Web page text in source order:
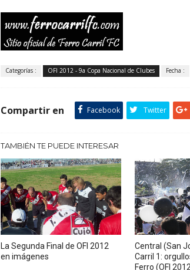
Categorías : OFI 2012 - 9a Copa Nacional de Clubes Fecha :
Compartir en Facebook Twitter
TAMBIÉN TE PUEDE INTERESAR
La Segunda Final de OFI 2012
en imágenes
Central (San
Carril 1:
Ferro (OFI